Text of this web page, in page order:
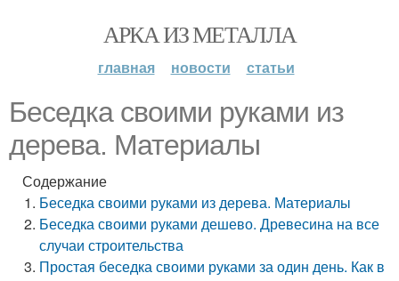
АРКА ИЗ МЕТАЛЛА
главная новости статьи
Беседка своими руками из
дерева. Материалы
Содержание
Беседка своими руками из дерева. Материалы
Беседка своими руками дешево. Древесина на все
случаи строительства
Простая беседка своими руками за один день. Как в